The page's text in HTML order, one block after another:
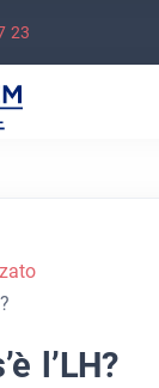
23
l’LH?